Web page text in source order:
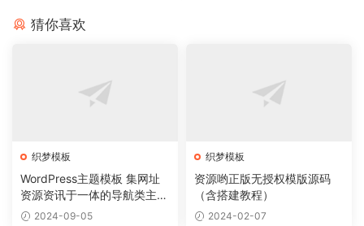
猜你喜欢
织梦模板
WordPress主题模板 集网址
资源资讯于一体的导航类主题
导航主题垂直行业模板
2024-09-05
织梦模板
资源哟正版无授权模版源码
（含搭建教程）
2024-02-07